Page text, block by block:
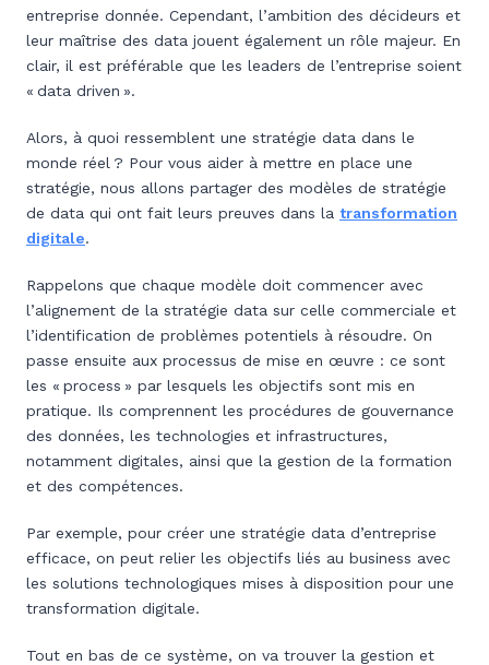
entreprise donnée. Cependant, l’ambition des décideurs et
leur maîtrise des data jouent également un rôle majeur. En
clair, il est préférable que les leaders de l’entreprise soient
« data driven ».
Alors, à quoi ressemblent une stratégie data dans le
monde réel ? Pour vous aider à mettre en place une
stratégie, nous allons partager des modèles de stratégie
de data qui ont fait leurs preuves dans la transformation
digitale.
Rappelons que chaque modèle doit commencer avec
l’alignement de la stratégie data sur celle commerciale et
l’identification de problèmes potentiels à résoudre. On
passe ensuite aux processus de mise en œuvre : ce sont
les « process » par lesquels les objectifs sont mis en
pratique. Ils comprennent les procédures de gouvernance
des données, les technologies et infrastructures,
notamment digitales, ainsi que la gestion de la formation
et des compétences.
Par exemple, pour créer une stratégie data d’entreprise
efficace, on peut relier les objectifs liés au business avec
les solutions technologiques mises à disposition pour une
transformation digitale.
Tout en bas de ce système, on va trouver la gestion et